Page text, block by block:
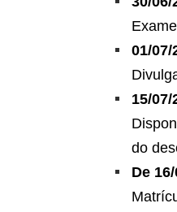
01/
15/
do
De